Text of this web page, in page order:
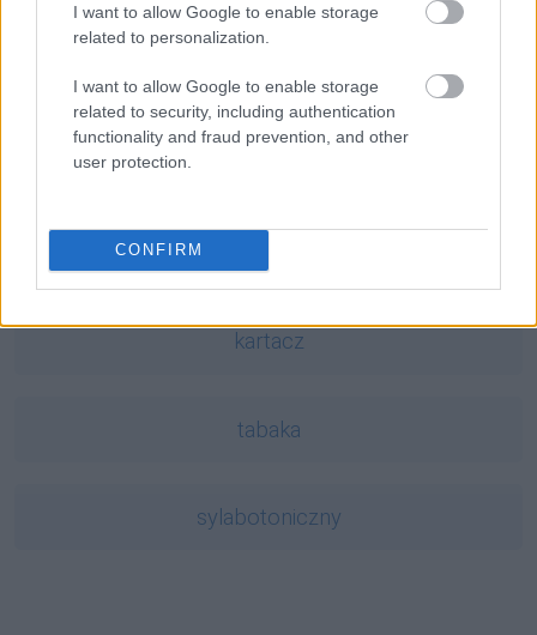
I want to allow Google to enable storage
related to personalization.
I want to allow Google to enable storage
related to security, including authentication
functionality and fraud prevention, and other
user protection.
CONFIRM
goj
kartacz
tabaka
sylabotoniczny